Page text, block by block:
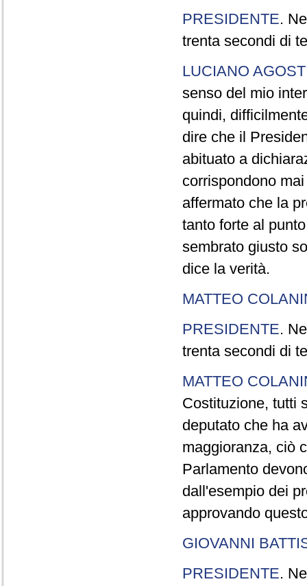
PRESIDENTE.
trenta secondi di
LUCIANO
senso del mio
quindi,
dire che il
abituato a
corrispondono
affermato che la
tanto forte al
sembrato giusto
dice la verità.
MATTEO
PRESIDENTE.
trenta secondi di
MATTEO
Costituzione, tutti
deputato che ha
maggioranza, ciò
Parlamento
dall'esempio dei
approvando
GIOVANNI
PRESIDENTE.